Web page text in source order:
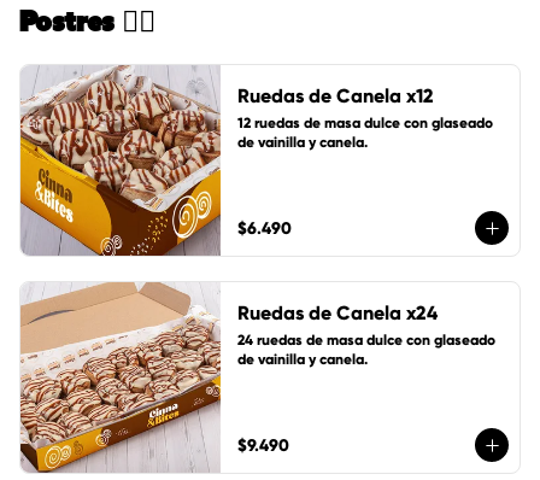
Postres 🏄🏻
Ruedas de Canela x12
12 ruedas de masa dulce con glaseado
de vainilla y canela.
$6.490
Ruedas de Canela x24
24 ruedas de masa dulce con glaseado
de vainilla y canela.
$9.490